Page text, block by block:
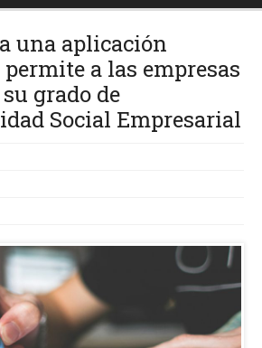
una aplicación
a las empresas
grado de
Social Empresarial